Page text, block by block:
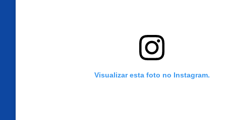
Visualizar esta foto no Instagram.